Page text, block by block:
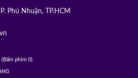
COMMUNITY COLLEGE
Phú Nhuận, TP.HCM
(Bấm phím 0)